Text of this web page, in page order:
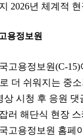
2026년 체계적
용정보원
고용정보원(C-
더 쉬워지는 중소
상 시청 후 응원 댓
러 해단식 현장
고용정보원 홈페